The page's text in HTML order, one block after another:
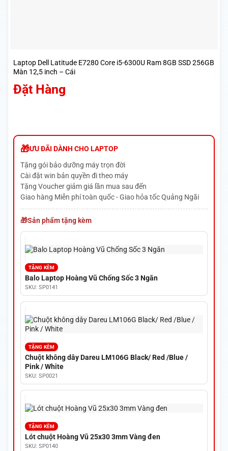
Laptop Dell Latitude E7280 Core i5-6300U Ram 8GB SSD 256GB
Màn 12,5 inch – Cái
Đặt Hàng
ƯU ĐÃI DÀNH CHO LAPTOP
Tặng gói bảo dưỡng máy trọn đời
Cài đặt win bản quyền đi theo máy
Tặng Voucher giảm giá lần mua sau đến
Giao hàng Miễn phí toàn quốc - Giao hỏa tốc Quảng Ngãi
Sản phẩm tặng kèm
TẶNG KÈM
Balo Laptop Hoàng Vũ Chống Sốc 3 Ngăn
SKU: SP0141
TẶNG KÈM
Chuột không dây Dareu LM106G Black/ Red /Blue /
Pink / White
SKU: SP0021
TẶNG KÈM
Lót chuột Hoàng Vũ 25x30 3mm Vàng đen
SKU: SP0140